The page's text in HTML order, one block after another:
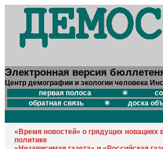
Электронная версия
Центр демографии и экологии человека
первая полоса
обратная связь
доска
«Время новостей» о грядущих новациях
политике